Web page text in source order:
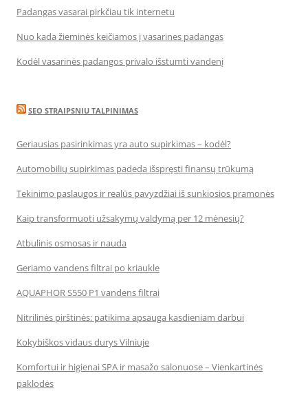
Padangas vasarai pirkčiau tik internetu
Nuo kada žieminės keičiamos į vasarines padangas
Kodėl vasarinės padangos privalo išstumti vandenį
SEO STRAIPSNIU TALPINIMAS
Geriausias pasirinkimas yra auto supirkimas – kodėl?
Automobilių supirkimas padeda išspręsti finansų trūkumą
Tekinimo paslaugos ir realūs pavyzdžiai iš sunkiosios pramonės
Kaip transformuoti užsakymų valdymą per 12 mėnesių?
Atbulinis osmosas ir nauda
Geriamo vandens filtrai po kriaukle
AQUAPHOR S550 P1 vandens filtrai
Nitrilinės pirštinės: patikima apsauga kasdieniam darbui
Kokybiškos vidaus durys Vilniuje
Komfortui ir higienai SPA ir masažo salonuose – Vienkartinės
paklodės